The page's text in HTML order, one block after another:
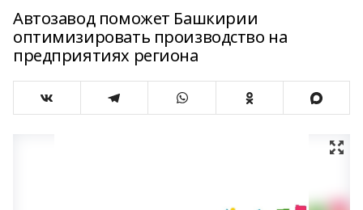
Автозавод поможет Башкирии
оптимизировать производство на
предприятиях региона